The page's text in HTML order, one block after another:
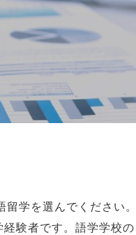
学を選んでください
験者です。語学学校